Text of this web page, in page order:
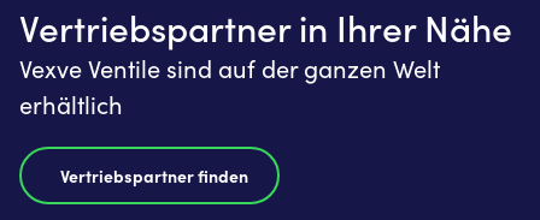
Vertriebspartner in Ihrer Nähe
Vexve Ventile sind auf der ganzen Welt
erhältlich
Vertriebspartner finden